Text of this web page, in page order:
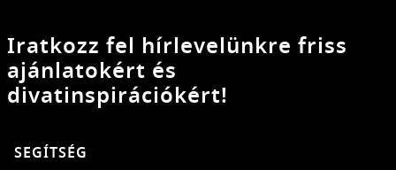
Iratkozz fel hírlevelünkre friss
ajánlatokért és
divatinspirációkért!
SEGÍTSÉG